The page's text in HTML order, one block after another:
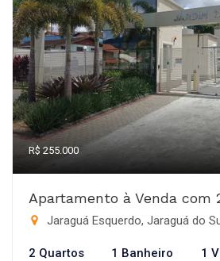
R$ 255.000
Apartamento à Venda com
Jaraguá Esquerdo, Jaraguá do
2 Quartos 1 Banheiro 1